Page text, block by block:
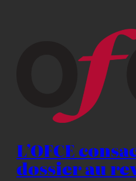
L’OFCE
dossier au